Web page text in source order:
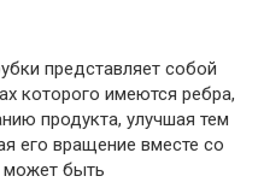
представляет собой
которого имеются ребра,
продукта, улучшая тем
его вращение вместе со
может быть